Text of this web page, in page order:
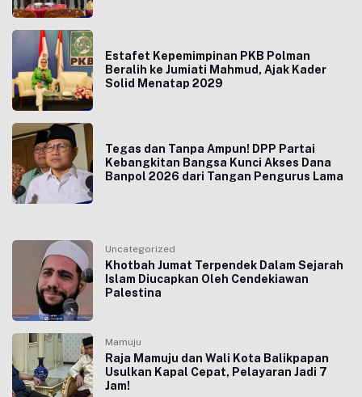
Estafet Kepemimpinan PKB Polman
Beralih ke Jumiati Mahmud, Ajak Kader
Solid Menatap 2029
Tegas dan Tanpa Ampun! DPP Partai
Kebangkitan Bangsa Kunci Akses Dana
Banpol 2026 dari Tangan Pengurus Lama
Uncategorized
Khotbah Jumat Terpendek Dalam Sejarah
Islam Diucapkan Oleh Cendekiawan
Palestina
Mamuju
Raja Mamuju dan Wali Kota Balikpapan
Usulkan Kapal Cepat, Pelayaran Jadi 7
Jam!